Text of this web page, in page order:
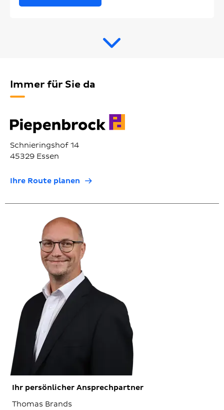
Immer für Sie da
Schnieringshof 14
45329 Essen
Ihre Route planen
Ihr persönlicher Ansprechpartner
Thomas Brands